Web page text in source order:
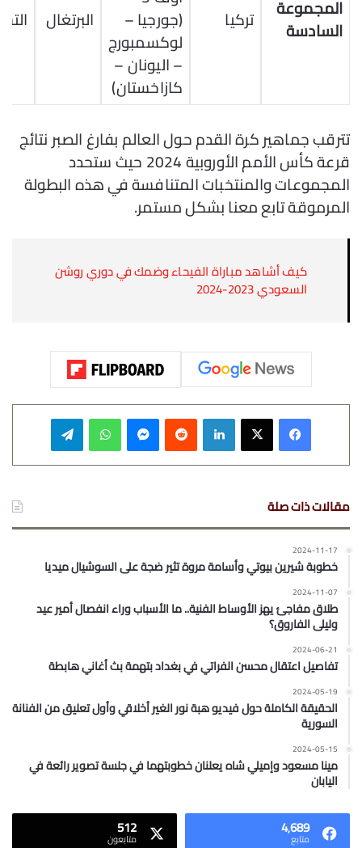
المجموعة
السادسة تركيا (جورجيا –
لوكسمبورج
– اليونان –
كازاخستان)
البرتغال
تترقب جماهير كرة القدم حول العالم بفارغ الصبر نتائج
قرعة كأس الأمم الأوروبية 2024 حيث ستحدد
المجموعات والمنتخبات المتنافسة في هذه البطولة
المرموقة تابع معنا بشكل مستمر.
كيف أشاهد مباراة الفيحاء وضمك في دوري روشن
السعودي 2023-2024
فيسبوك ‫X لينكدإن واتساب
مقالات ذات صلة
2024-11-17
خطوبة شيرين بيوتي وأسامة مروة تثير ضجة على السوشيال ميديا
2024-11-07
طلاق مفاجئ يهز الأوساط الفنية.. ما الأسباب وراء انفصال أمير عيد
وليلى الفاروق؟
2024-06-21
تفاصيل اعتقال محسن الفراتي في بغداد بتهمة بث أغاني هابطة
2024-05-19
الحقيقة الكاملة حول فيديو هبة نور الغير أخلاقي وأول تعليق من الفنانة
السورية
2024-05-15
مينا مسعود وإميلي شاه يعلنان خطوبتهما في جلسة تصوير رائعة في
اليابان
4٬689
متابع 512
متابعون